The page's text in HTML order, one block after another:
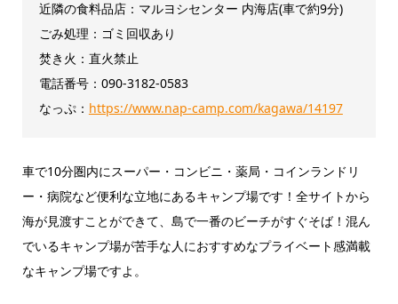
近隣の食料品店：マルヨシセンター 内海店(車で約9分)
ごみ処理：ゴミ回収あり
焚き火：直火禁止
電話番号：090-3182-0583
なっぷ： https://www.nap-camp.com/kagawa/14197
車で10分圏内にスーパー・コンビニ・薬局・コインランドリ
ー・病院など便利な立地にあるキャンプ場です！全サイトから
海が見渡すことができて、島で一番のビーチがすぐそば！混ん
でいるキャンプ場が苦手な人におすすめなプライベート感満載
なキャンプ場ですよ。